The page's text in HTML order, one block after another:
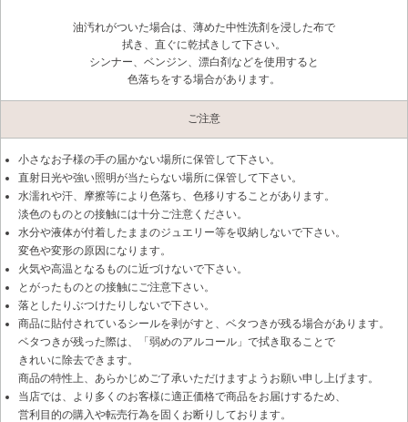
油汚れがついた場合は、薄めた中性洗剤を浸した布で
拭き、直ぐに乾拭きして下さい。
シンナー、ベンジン、漂白剤などを使用すると
色落ちをする場合があります。
ご注意
小さなお子様の手の届かない場所に保管して下さい。
直射日光や強い照明が当たらない場所に保管して下さい。
水濡れや汗、摩擦等により色落ち、色移りすることがあります。
淡色のものとの接触には十分ご注意ください。
水分や液体が付着したままのジュエリー等を収納しないで下さい。
変色や変形の原因になります。
火気や高温となるものに近づけないで下さい。
とがったものとの接触にご注意下さい。
落としたりぶつけたりしないで下さい。
商品に貼付されているシールを剥がすと、ベタつきが残る場合があります。
ベタつきが残った際は、「弱めのアルコール」で拭き取ることで
きれいに除去できます。
商品の特性上、あらかじめご了承いただけますようお願い申し上げます。
当店では、より多くのお客様に適正価格で商品をお届けするため、
営利目的の購入や転売行為を固くお断りしております。